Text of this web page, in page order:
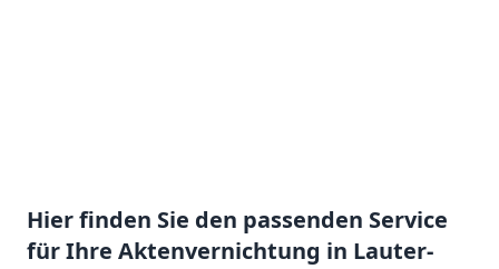
Hier finden Sie den passenden Service
für Ihre Aktenvernichtung in Lauter-